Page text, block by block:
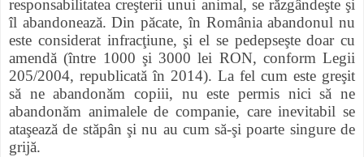
responsabilitatea creşterii unui animal, se răzgândeşte şi
îl abandonează. Din păcate, în România abandonul nu
este considerat infracţiune, şi el se pedepseşte doar cu
amendă (între 1000 şi 3000 lei RON, conform Legii
205/2004, republicată în 2014). La fel cum este greşit
să ne abandonăm copiii, nu este permis nici să ne
abandonăm animalele de companie, care inevitabil se
ataşează de stăpân şi nu au cum să-şi poarte singure de
grijă.